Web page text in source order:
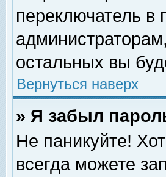
переключатель в
остальных вы
Вернуться наверх
» Я забыл
Не паникуйте!
всегда можете